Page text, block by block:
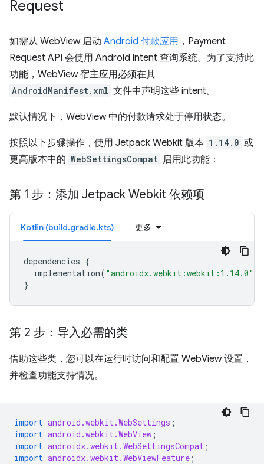
Request
如需从 WebView 启动 Android 付款应用 ，Payment
Request API 会使用 Android intent 查询系统。为了支持此
功能，WebView 宿主应用必须在其
AndroidManifest.xml 文件中声明这些 intent。
默认情况下，WebView 中的付款请求处于停用状态。
按照以下步骤操作，使用 Jetpack Webkit 版本 1.14.0 或
更高版本中的 WebSettingsCompat 启用此功能：
第 1 步：添加 Jetpack Webkit 依赖项
Kotlin (build.gradle.kts) 更多
dependencies {
implementation( "androidx.webkit:webkit:1.14.0"
}
第 2 步：导入必需的类
借助这些类，您可以在运行时访问和配置 WebView 设置，
并检查功能支持情况。
import android.webkit.WebSettings ;
import android.webkit.WebView ;
import androidx.webkit.WebSettingsCompat ;
import androidx.webkit.WebViewFeature ;